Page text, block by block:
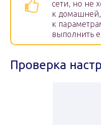
сети, но не
к домашней,
к
выполнить
Проверка